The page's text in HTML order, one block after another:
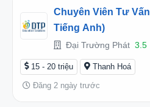
Chuyên Viên Tư
Tiếng Anh)
Đại Trường Phát 3.5
15 - 20 triệu Thanh Hoá
Đăng 2 ngày trước